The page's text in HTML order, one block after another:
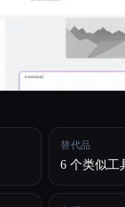
替代品
6 个类似工